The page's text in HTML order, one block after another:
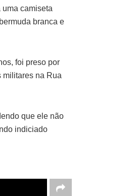
camiseta
branca e
foi preso por
militares na Rua
que ele não
indiciado